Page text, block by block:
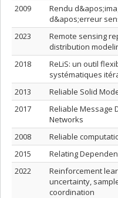
2009
Rendu
d&apos;erreur
2023
Remote sensing
distribution
2018
ReLiS: un outil
systématiques
2013
Reliable Solid
2017
Reliable Message
Networks
2008
Reliable
2015
Relating
2022
Reinforcement
uncertainty,
coordination